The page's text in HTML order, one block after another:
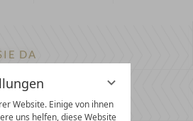
Website. Einige von ihnen
uns helfen, diese Website
DA
SICHERN